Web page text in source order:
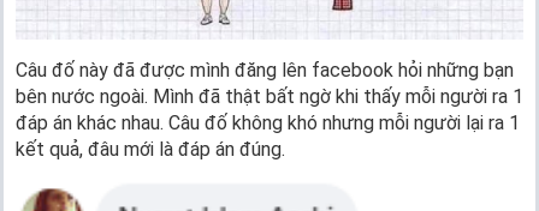
Câu đố này đã được mình đăng lên facebook hỏi những bạn
bên nước ngoài. Mình đã thật bất ngờ khi thấy mỗi người ra 1
đáp án khác nhau. Câu đố không khó nhưng mỗi người lại ra 1
kết quả, đâu mới là đáp án đúng.